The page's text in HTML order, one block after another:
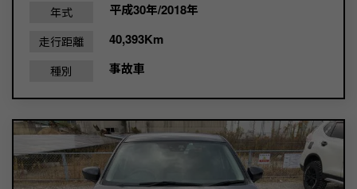
年式 平成30年/2018年
走行距離 40,393Km
種別 事故車